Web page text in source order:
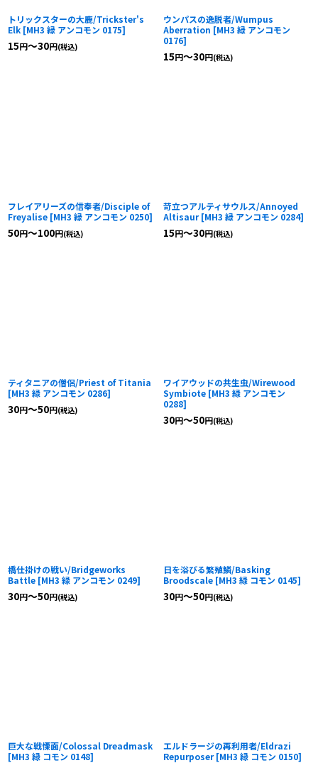
トリックスターの大鹿/Trickster's
Elk [MH3 緑 アンコモン 0175]
15円～30円(税込)
ウンパスの逸脱者/Wumpus
Aberration [MH3 緑 アンコモン
0176]
15円～30円(税込)
フレイアリーズの信奉者/Disciple of
Freyalise [MH3 緑 アンコモン 0250]
50円～100円(税込)
苛立つアルティサウルス/Annoyed
Altisaur [MH3 緑 アンコモン 0284]
15円～30円(税込)
ティタニアの僧侶/Priest of Titania
[MH3 緑 アンコモン 0286]
30円～50円(税込)
ワイアウッドの共生虫/Wirewood
Symbiote [MH3 緑 アンコモン
0288]
30円～50円(税込)
橋仕掛けの戦い/Bridgeworks
Battle [MH3 緑 アンコモン 0249]
30円～50円(税込)
日を浴びる繁殖鱗/Basking
Broodscale [MH3 緑 コモン 0145]
30円～50円(税込)
巨大な戦慄面/Colossal Dreadmask
[MH3 緑 コモン 0148]
エルドラージの再利用者/Eldrazi
Repurposer [MH3 緑 コモン 0150]